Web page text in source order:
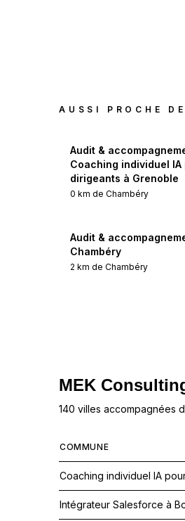
AUSSI PROCHE
Audit &
Coaching individuel IA
dirigeants à Grenoble
0 km de Chambéry
Audit &
Chambéry
2 km de Chambéry
MEK
140 villes accompagnées
COMMUNE
Coaching individuel IA
Intégrateur Salesforce à